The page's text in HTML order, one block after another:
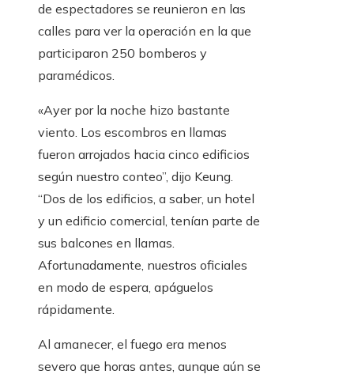
de espectadores se reunieron en las
calles para ver la operación en la que
participaron 250 bomberos y
paramédicos.
«Ayer por la noche hizo bastante
viento. Los escombros en llamas
fueron arrojados hacia cinco edificios
según nuestro conteo”, dijo Keung.
“Dos de los edificios, a saber, un hotel
y un edificio comercial, tenían parte de
sus balcones en llamas.
Afortunadamente, nuestros oficiales
en modo de espera, apáguelos
rápidamente.
Al amanecer, el fuego era menos
severo que horas antes, aunque aún se